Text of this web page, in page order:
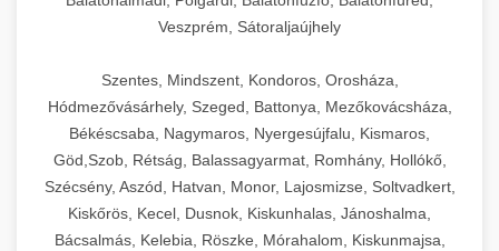
Veszprém, Sátoraljaújhely
Szentes, Mindszent, Kondoros, Orosháza,
Hódmezővásárhely, Szeged, Battonya, Mezőkovácsháza,
Békéscsaba, Nagymaros, Nyergesújfalu, Kismaros,
Göd,Szob, Rétság, Balassagyarmat, Romhány, Hollókő,
Szécsény, Aszód, Hatvan, Monor, Lajosmizse, Soltvadkert,
Kiskőrös, Kecel, Dusnok, Kiskunhalas, Jánoshalma,
Bácsalmás, Kelebia, Röszke, Mórahalom, Kiskunmajsa,